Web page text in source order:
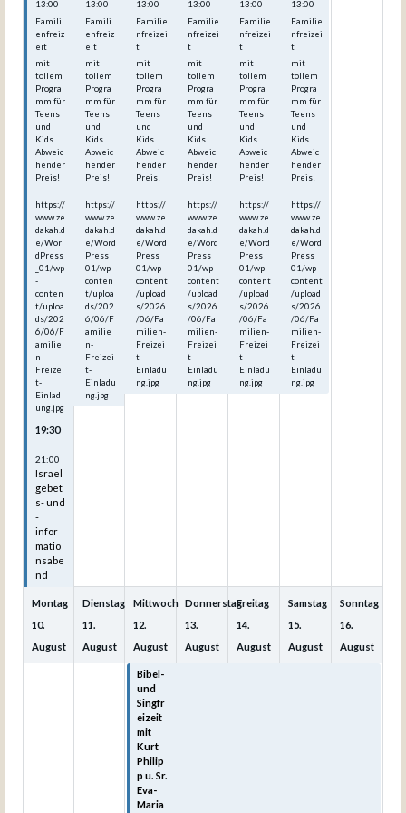
13:00
Famili
enfreiz
eit
mit
tollem
Progra
mm für
Teens
und
Kids.
Abweic
hender
Preis!
https://
www.ze
dakah.d
e/Wor
dPress
_01/wp
-
conten
t/uploa
ds/202
6/06/F
amilie
n-
Freizei
t-
Einlad
ung.jpg
19:30
–
21:00
Israel
gebet
s- und
-
infor
matio
nsabe
nd
13:00
Famili
enfreiz
eit
mit
tollem
Progra
mm für
Teens
und
Kids.
Abweic
hender
Preis!
https://
www.ze
dakah.d
e/Word
Press_
01/wp-
conten
t/uploa
ds/202
6/06/F
amilie
n-
Freizei
t-
Einladu
ng.jpg
13:00
Familie
nfreizei
t
mit
tollem
Progra
mm für
Teens
und
Kids.
Abweic
hender
Preis!
https://
www.ze
dakah.d
e/Word
Press_
01/wp-
content
/upload
s/2026
/06/Fa
milien-
Freizei
t-
Einladu
ng.jpg
13:00
Familie
nfreizei
t
mit
tollem
Progra
mm für
Teens
und
Kids.
Abweic
hender
Preis!
https://
www.ze
dakah.d
e/Word
Press_
01/wp-
content
/upload
s/2026
/06/Fa
milien-
Freizei
t-
Einladu
ng.jpg
13:00
Familie
nfreizei
t
mit
tollem
Progra
mm für
Teens
und
Kids.
Abweic
hender
Preis!
https://
www.ze
dakah.d
e/Word
Press_
01/wp-
content
/upload
s/2026
/06/Fa
milien-
Freizei
t-
Einladu
ng.jpg
13:00
Familie
nfreizei
t
mit
tollem
Progra
mm für
Teens
und
Kids.
Abweic
hender
Preis!
https://
www.ze
dakah.d
e/Word
Press_
01/wp-
content
/upload
s/2026
/06/Fa
milien-
Freizei
t-
Einladu
ng.jpg
Montag
10.
August
Dienstag
11.
August
Mittwoch
12.
August
Bibel-
und
Singfr
eizeit
mit
Kurt
Philip
p u. Sr.
Eva-
Maria
Donnerstag
13.
August
Freitag
14.
August
Samstag
15.
August
Sonntag
16.
August